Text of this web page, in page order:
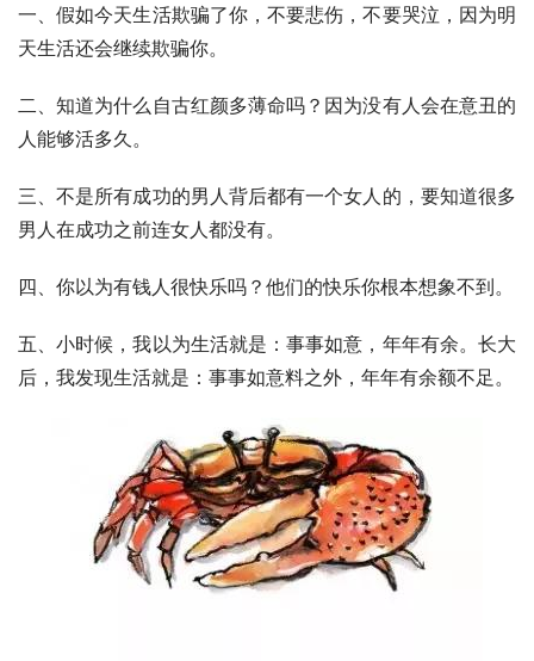
一、假如今天生活欺骗了你，不要悲伤，不要哭泣，因为明
天生活还会继续欺骗你。
二、知道为什么自古红颜多薄命吗？因为没有人会在意丑的
人能够活多久。
三、不是所有成功的男人背后都有一个女人的，要知道很多
男人在成功之前连女人都没有。
四、你以为有钱人很快乐吗？他们的快乐你根本想象不到。
五、小时候，我以为生活就是：事事如意，年年有余。长大
后，我发现生活就是：事事如意料之外，年年有余额不足。